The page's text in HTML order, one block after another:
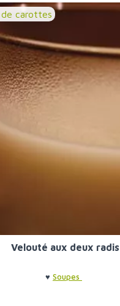
de carottes
Velouté aux deux radis
♥ Soupes